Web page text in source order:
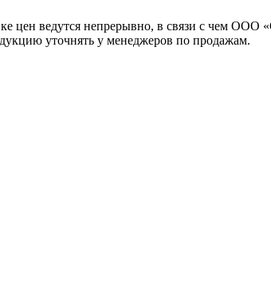
цен ведутся непрерывно, в связи с чем ООО
уточнять у менеджеров по продажам.